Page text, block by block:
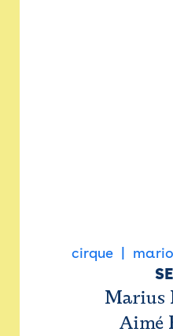
cirque
Marius
Aimé